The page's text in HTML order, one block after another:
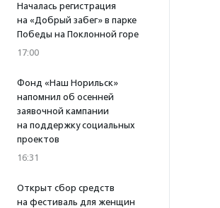
Началась регистрация
на «Добрый забег» в парке
Победы на Поклонной горе
17:00
Фонд «Наш Норильск»
напомнил об осенней
заявочной кампании
на поддержку социальных
проектов
16:31
Открыт сбор средств
на фестиваль для женщин